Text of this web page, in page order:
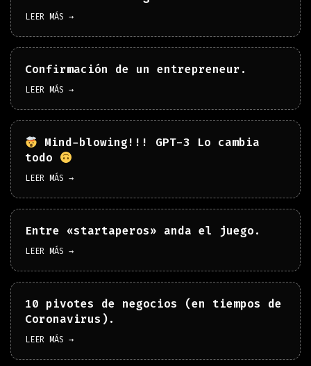
LEER MÁS →
Confirmación de un entrepreneur.
LEER MÁS →
Mind-blowing!!! GPT-3 Lo cambia
todo
LEER MÁS →
Entre «startaperos» anda el juego.
LEER MÁS →
10 pivotes de negocios (en tiempos de
Coronavirus).
LEER MÁS →